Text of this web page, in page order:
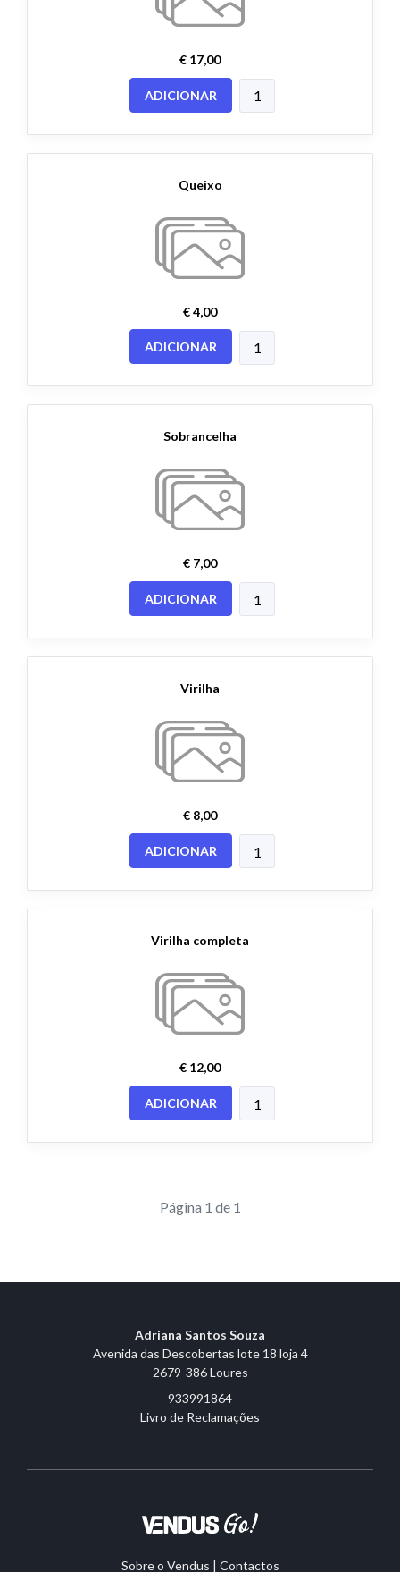
€ 17,00
ADICIONAR
Queixo
€ 4,00
ADICIONAR
Sobrancelha
€ 7,00
ADICIONAR
Virilha
€ 8,00
ADICIONAR
Virilha completa
€ 12,00
ADICIONAR
Página 1 de 1
Adriana Santos Souza
Avenida das Descobertas lote 18 loja 4
2679-386 Loures
933991864
Livro de Reclamações
Sobre o Vendus | Contactos